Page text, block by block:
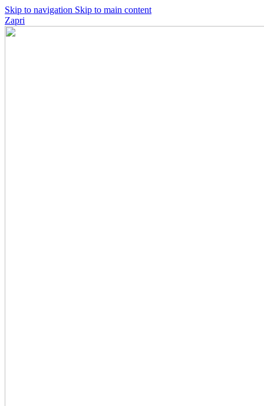
Skip to navigation Skip to main content
Zapri